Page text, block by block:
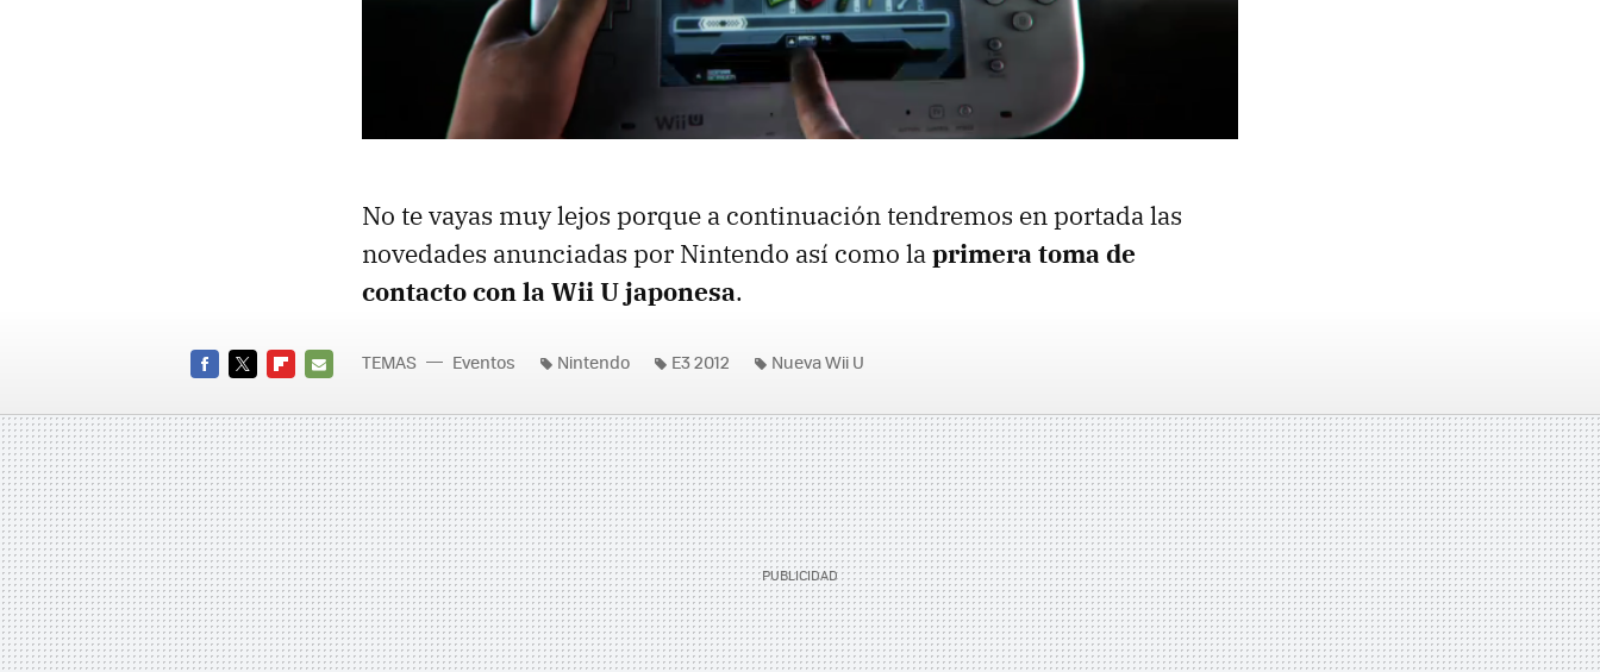
No te vayas muy lejos porque a continuación tendremos en portada las
novedades anunciadas por Nintendo así como laprimera toma de
contacto con la Wii U japonesa.
MAIL
TEMAS Eventos Nintendo E3 2012 Nueva Wii U